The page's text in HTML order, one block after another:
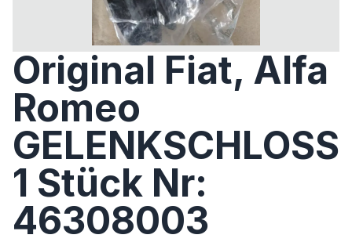
Original Fiat, Alfa
Romeo
GELENKSCHLOSS
1 Stück Nr:
46308003